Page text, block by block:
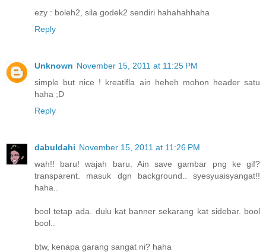
ezy : boleh2, sila godek2 sendiri hahahahhaha
Reply
Unknown November 15, 2011 at 11:25 PM
simple but nice ! kreatifla ain heheh mohon header satu
haha ;D
Reply
dabuldahi November 15, 2011 at 11:26 PM
wah!! baru! wajah baru. Ain save gambar png ke gif?
transparent. masuk dgn background.. syesyuaisyangat!!
haha..
bool tetap ada. dulu kat banner sekarang kat sidebar. bool
bool..
btw, kenapa garang sangat ni? haha